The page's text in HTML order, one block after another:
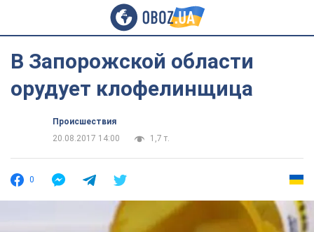
В Запорожской области
орудует клофелинщица
Происшествия
20.08.2017 14:00
1,7 т.
0